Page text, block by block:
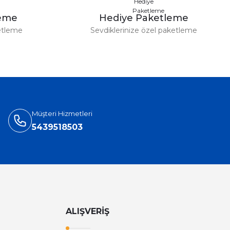
Hediye Paketleme
Sevdiklerinize özel paketleme
Müşteri Hizmetleri
5439518503
ALIŞVERİŞ